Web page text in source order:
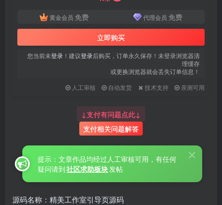
黄金会员 免费 代理会员 免费
立即购买
您当前未登录 ！建议登录后购买，订单永久保存！未登录浏览器清
理缓存
或更换浏览器就会丢失订单信息！
人工审核
自动发货 技术支持 亲测可用
↓支付有问题点此↓
支付相关问题解答
提示：文章作品均经过人工审核可用，有任何
疑问请到社区求助板块发帖
源码名称：精美工作室引导页源码